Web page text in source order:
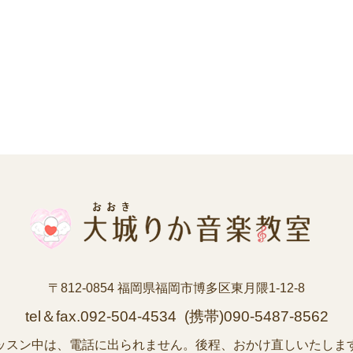
〒812-0854 福岡県福岡市博多区東月隈1-12-8
tel＆fax.092-504-4534 (携帯)090-5487-8562
スン中は、電話に出られません。後程、おかけ直しいたしま